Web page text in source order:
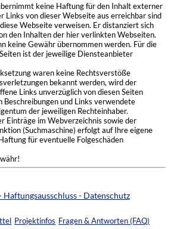
keine Haftung für den Inhalt externer
Links von dieser Webseite aus erreichbar sind
Webseite verweisen. Er distanziert sich
den Inhalten der hier verlinkten Webseiten.
keine Gewähr übernommen werden. Für die
ist der jeweilige Diensteanbieter
waren keine Rechtsverstöße
bekannt werden, wird der
Links unverzüglich von diesen Seiten
Beschreibungen und Links verwendete
der jeweiligen Rechteinhaber.
Einträge im Webverzeichnis sowie der
(Suchmaschine) erfolgt auf Ihre eigene
für eventuelle Folgeschäden
Haftungsausschluss - Datenschutz
Projektinfos Fragen & Antworten (FAQ)